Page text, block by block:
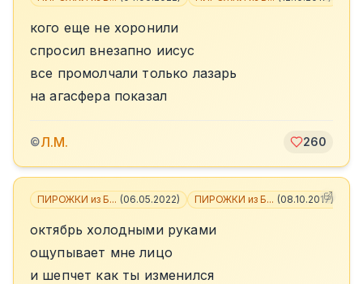
кого еще не хоронили
спросил внезапно иисус
все промолчали только лазарь
на агасфера показал
©Л.М. 260
ПИРОЖКИ из Б... (06.05.2022) ПИРОЖКИ из Б... (08.10.2017)
октябрь холодными руками
ощупывает мне лицо
и шепчет как ты изменился